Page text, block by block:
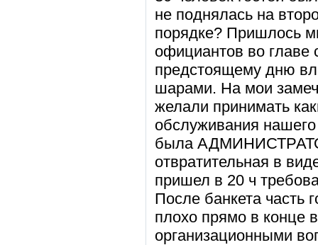
не поднялась на
порядке? Пришлось
официантов во главе
предстоящему дню
шарами. На мои
желали принимать
обслуживания
была
отвратительная в
пришел в 20 ч
После банкета часть
плохо прямо в конце
организационными